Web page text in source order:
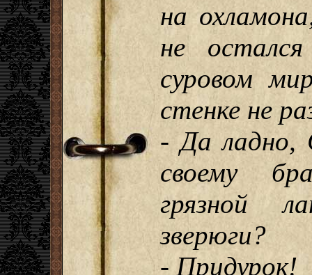
на
не
суровом
стенке не
- Да
своему
грязной
зверюги?
- Придурок!